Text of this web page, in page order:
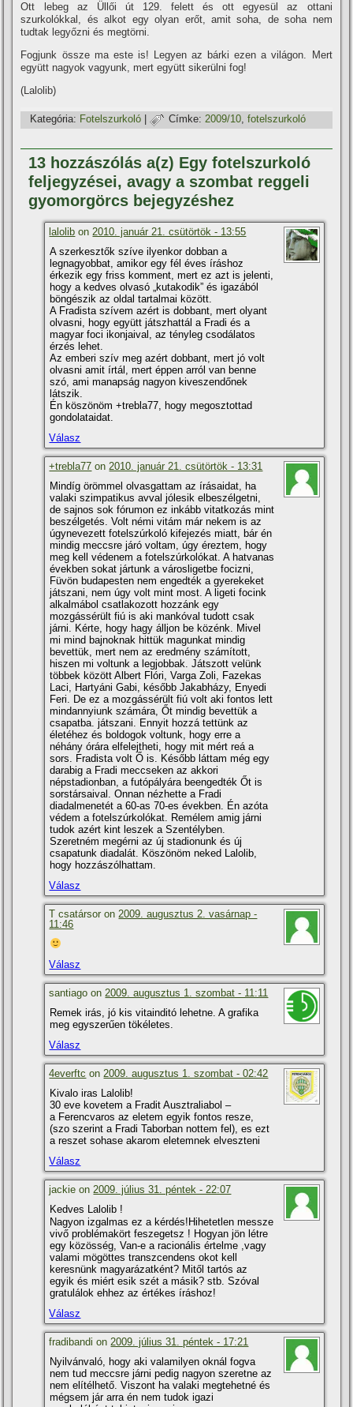
Ott lebeg az Üllői út 129. felett és ott egyesül az ottani
szurkolókkal, és alkot egy olyan erőt, amit soha, de soha nem
tudtak legyőzni és megtörni.
Fogjunk össze ma este is! Legyen az bárki ezen a világon. Mert
együtt nagyok vagyunk, mert együtt sikerülni fog!
(Lalolib)
Kategória: Fotelszurkoló | Címke: 2009/10,fotelszurkoló
13 hozzászólás a(z) Egy fotelszurkoló
feljegyzései, avagy a szombat reggeli
gyomorgörcs bejegyzéshez
lalolib on2010. január 21. csütörtök - 13:55
A szerkesztők szí­ve ilyenkor dobban a
legnagyobbat, amikor egy fél éves í­ráshoz
érkezik egy friss komment, mert ez azt is jelenti,
hogy a kedves olvasó „kutakodik” és igazából
böngészik az oldal tartalmai között.
A Fradista szí­vem azért is dobbant, mert olyant
olvasni, hogy együtt játszhattál a Fradi és a
magyar foci ikonjaival, az tényleg csodálatos
érzés lehet.
Az emberi szí­v meg azért dobbant, mert jó volt
olvasni amit í­rtál, mert éppen arról van benne
szó, ami manapság nagyon kiveszendőnek
látszik.
Én köszönöm +trebla77, hogy megosztottad
gondolataidat.
Válasz
+trebla77 on2010. január 21. csütörtök - 13:31
Mindí­g örömmel olvasgattam az í­rásaidat, ha
valaki szimpatikus avval jólesik elbeszélgetni,
de sajnos sok fórumon ez inkább vitatkozás mint
beszélgetés. Volt némi vitám már nekem is az
úgynevezett fotelszúrkoló kifejezés miatt, bár én
mindig meccsre járó voltam, úgy éreztem, hogy
meg kell védenem a fotelszúrkolókat. A hatvanas
években sokat jártunk a városligetbe focizni,
Füvön budapesten nem engedték a gyerekeket
játszani, nem úgy volt mint most. A ligeti focink
alkalmábol csatlakozott hozzánk egy
mozgássérült fiú is aki mankóval tudott csak
járni. Kérte, hogy hagy álljon be közénk. Mivel
mi mind bajnoknak hittük magunkat mindig
bevettük, mert nem az eredmény számí­tott,
hiszen mi voltunk a legjobbak. Játszott velünk
többek között Albert Flóri, Varga Zoli, Fazekas
Laci, Hartyáni Gabi, később Jakabházy, Enyedi
Feri. De ez a mozgássérült fiú volt aki fontos lett
mindannyiunk számára, Őt mindig bevettük a
csapatba. játszani. Ennyit hozzá tettünk az
életéhez és boldogok voltunk, hogy erre a
néhány órára elfelejtheti, hogy mit mért reá a
sors. Fradista volt Ő is. Később láttam még egy
darabig a Fradi meccseken az akkori
népstadionban, a futópályára beengedték Őt is
sorstársaival. Onnan nézhette a Fradi
diadalmenetét a 60-as 70-es években. Én azóta
védem a fotelszúrkolókat. Remélem amig járni
tudok azért kint leszek a Szentélyben.
Szeretném megérni az új stadionunk és új
csapatunk diadalát. Köszönöm neked Lalolib,
hogy hozzászólhattam.
Válasz
T csatársor on2009. augusztus 2. vasárnap -
11:46
Válasz
santiago on2009. augusztus 1. szombat - 11:11
Remek irás, jó kis vitainditó lehetne. A grafika
meg egyszerűen tökéletes.
Válasz
4everftc on2009. augusztus 1. szombat - 02:42
Kivalo iras Lalolib!
30 eve kovetem a Fradit Ausztraliabol –
a Ferencvaros az eletem egyik fontos resze,
(szo szerint a Fradi Taborban nottem fel), es ezt
a reszet sohase akarom eletemnek elveszteni
Válasz
jackie on2009. július 31. péntek - 22:07
Kedves Lalolib !
Nagyon izgalmas ez a kérdés!Hihetetlen messze
vivő problémakört feszegetsz ! Hogyan jön létre
egy közösség, Van-e a racionális értelme ,vagy
valami mögöttes transzcendens okot kell
keresnünk magyarázatként? Mitől tartós az
egyik és miért esik szét a másik? stb. Szóval
gratulálok ehhez az értékes í­ráshoz!
Válasz
fradibandi on2009. július 31. péntek - 17:21
Nyilvánvaló, hogy aki valamilyen oknál fogva
nem tud meccsre járni pedig nagyon szeretne az
nem elí­télhető. Viszont ha valaki megtehetné és
mégsem jár arra én nem tudok igazi